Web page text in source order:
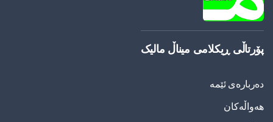
پۆرتاڵی ڕیکلامی میناڵ مالیک
دەربارەی ئێمە
هەواڵەکان